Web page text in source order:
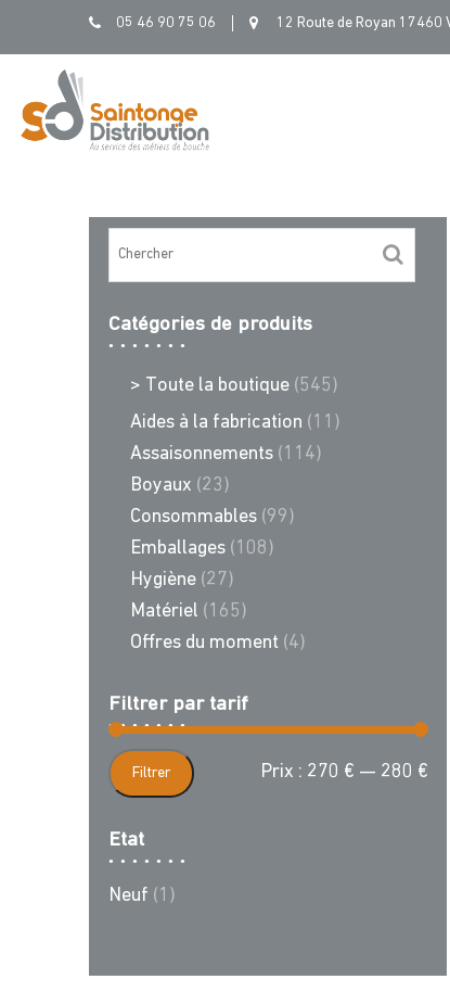
05 46 90 75 06 12 Route de Royan 17460
Catégories de produits
> Toute la boutique (545)
Aides à la fabrication (11)
Assaisonnements (114)
Boyaux (23)
Consommables (99)
Emballages (108)
Hygiène (27)
Matériel (165)
Offres du moment (4)
Filtrer par tarif
Prix
Prix
Filtrer Prix : 270 € — 280 €
Etat
Neuf (1)